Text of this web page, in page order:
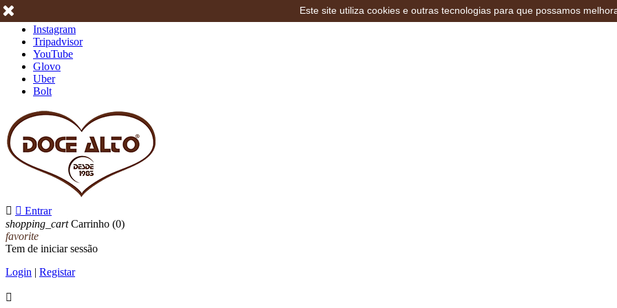
Instagram
Tripadvisor
YouTube
Glovo
Uber
Bolt
  Entrar
shopping_cart Carrinho (0)
favorite
Tem de iniciar sessão
Login | Registar

Este site utiliza cookies e outras tecnologias para que possamos